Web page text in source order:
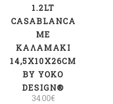
1.2LT
CASABLANCA
ΜΕ
ΚΑΛΑΜΆΚΙ
14,5X10X26CM
BY YOKO
DESIGN®
34.00€